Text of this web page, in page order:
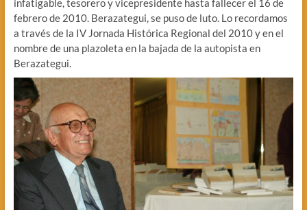
infatigable, tesorero y vicepresidente hasta fallecer el 16 de
febrero de 2010. Berazategui, se puso de luto. Lo recordamos
a través de la IV Jornada Histórica Regional del 2010 y en el
nombre de una plazoleta en la bajada de la autopista en
Berazategui.